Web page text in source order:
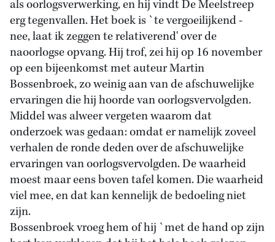
als oorlogsverwerking, en hij vindt De Meelstreep
erg tegenvallen. Het boek is `te vergoeilijkend -
nee, laat ik zeggen te relativerend' over de
naoorlogse opvang. Hij trof, zei hij op 16 november
op een bijeenkomst met auteur Martin
Bossenbroek, zo weinig aan van de afschuwelijke
ervaringen die hij hoorde van oorlogsvervolgden.
Middel was alweer vergeten waarom dat
onderzoek was gedaan: omdat er namelijk zoveel
verhalen de ronde deden over de afschuwelijke
ervaringen van oorlogsvervolgden. De waarheid
moest maar eens boven tafel komen. Die waarheid
viel mee, en dat kan kennelijk de bedoeling niet
zijn.
Bossenbroek vroeg hem of hij `met de hand op zijn